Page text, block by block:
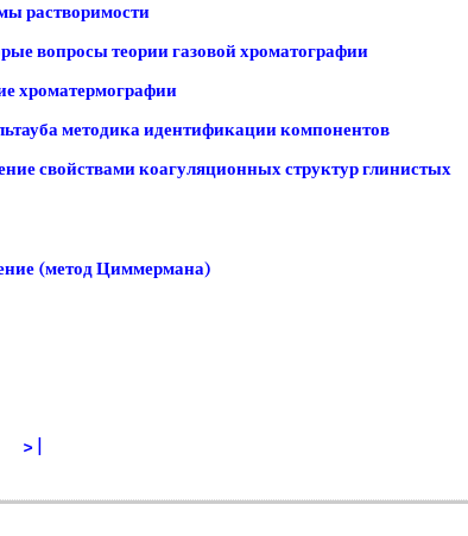
растворимости
вопросы теории газовой хроматографии
хроматермографии
методика идентификации компонентов
свойствами коагуляционных структур глинистых
(метод Циммермана)
> |